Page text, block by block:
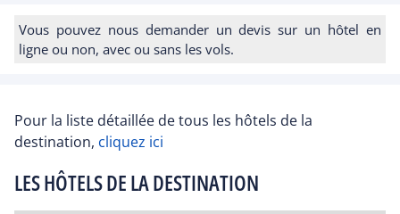
Vous pouvez nous demander un devis sur un hôtel en
ligne ou non, avec ou sans les vols.
Pour la liste détaillée de tous les hôtels de la
destination, cliquez ici
LES HÔTELS DE LA DESTINATION